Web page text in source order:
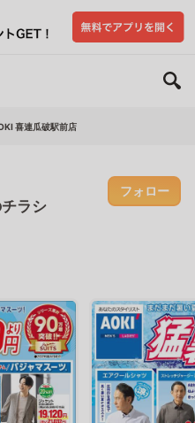
喜連瓜破駅前店
ラシ
フォロー